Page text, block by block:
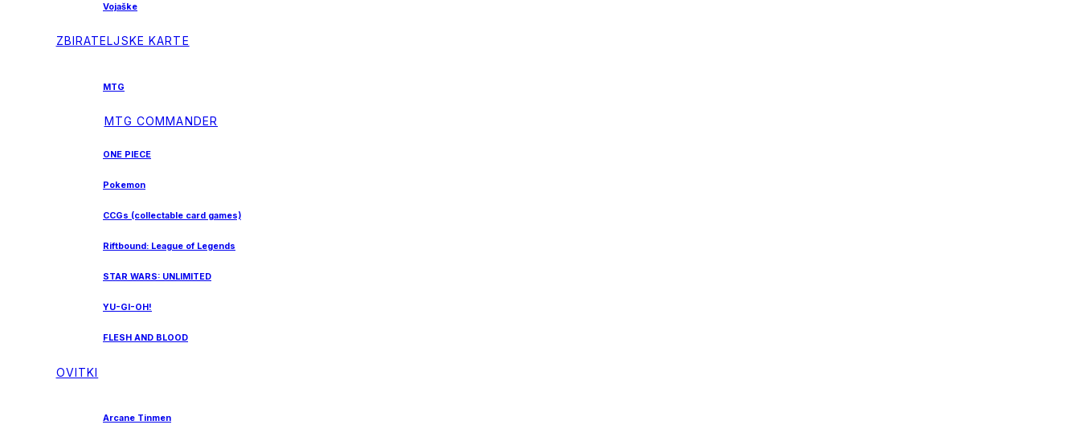
Vojaške
ZBIRATELJSKE KARTE
MTG
MTG COMMANDER
ONE PIECE
Pokemon
CCGs (collectable card games)
Riftbound: League of Legends
STAR WARS: UNLIMITED
YU-GI-OH!
FLESH AND BLOOD
OVITKI
Arcane Tinmen